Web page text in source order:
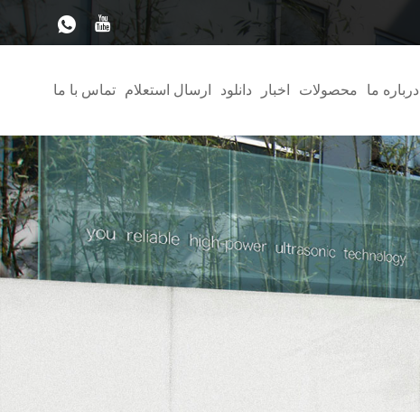
درباره ما محصولات اخبار دانلود ارسال استعلام تماس با ما